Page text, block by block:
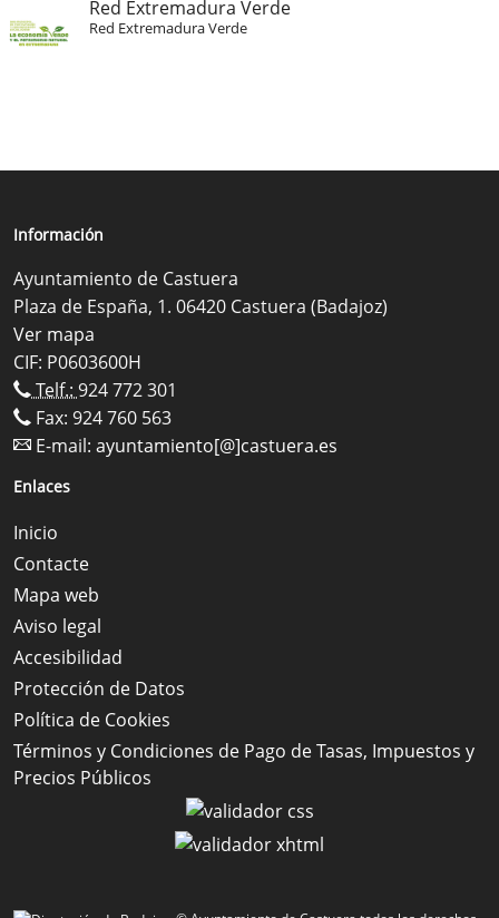
Red Extremadura Verde
Red Extremadura Verde
Información
Ayuntamiento de Castuera
Plaza de España, 1. 06420 Castuera (Badajoz)
Ver mapa
CIF: P0603600H
Telf.: 924 772 301
Fax: 924 760 563
E-mail: ayuntamiento[@]castuera.es
Enlaces
Inicio
Contacte
Mapa web
Aviso legal
Accesibilidad
Protección de Datos
Política de Cookies
Términos y Condiciones de Pago de Tasas, Impuestos y
Precios Públicos